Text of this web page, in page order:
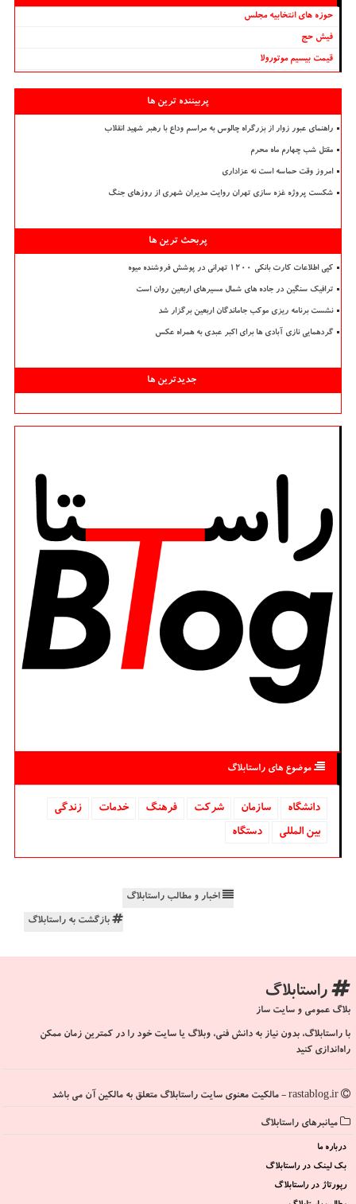
حوزه های انتخابیه مجلس
فیش حج
قیمت بیسیم موتورولا
پربیننده ترین ها
راهنمای عبور زوار از بزرگراه چالوس به مراسم وداع با رهبر شهید انقلاب
مقتل شب چهارم ماه محرم
امروز وقت حماسه است نه عزاداری
شکست پروژه غزه سازی تهران روایت مدیران شهری از روزهای جنگ
پربحث ترین ها
کپی اطلاعات کارت بانکی ۱۲۰۰ تهرانی در پوشش فروشنده میوه
ترافیک سنگین در جاده های شمال مسیرهای اربعین روان است
نشست برنامه ریزی موکب جاماندگان اربعین برگزار شد
گردهمایی نازی آبادی ها برای اکبر عبدی به همراه عکس
جدیدترین ها
موضوع های راستابلاگ
دانشگاه‌ سازمان شركت فرهنگ خدمات
زندگی
بین المللی
دستگاه
اخبار و مطالب راستابلاگ
بازگشت به راستابلاگ
راستابلاگ
بلاگ عمومی و سایت ساز
با راستابلاگ، بدون نیاز به دانش فنی، وبلاگ یا سایت خود را در کمترین زمان ممکن
راه‌اندازی کنید
میانبرهای راستابلاگ
درباره ما
بک لینک در راستابلاگ
رپورتاژ در راستابلاگ